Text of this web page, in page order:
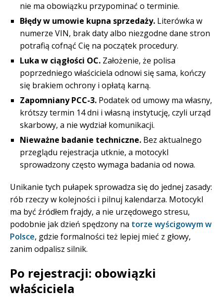
nie ma obowiązku przypominać o terminie.
Błędy w umowie kupna sprzedaży. Literówka w
numerze VIN, brak daty albo niezgodne dane stron
potrafią cofnąć Cię na początek procedury.
Luka w ciągłości OC. Założenie, że polisa
poprzedniego właściciela odnowi się sama, kończy
się brakiem ochrony i opłatą karną.
Zapomniany PCC-3. Podatek od umowy ma własny,
krótszy termin 14 dni i własną instytucję, czyli urząd
skarbowy, a nie wydział komunikacji.
Nieważne badanie techniczne. Bez aktualnego
przeglądu rejestracja utknie, a motocykl
sprowadzony często wymaga badania od nowa.
Unikanie tych pułapek sprowadza się do jednej zasady:
rób rzeczy w kolejności i pilnuj kalendarza. Motocykl
ma być źródłem frajdy, a nie urzędowego stresu,
podobnie jak dzień spędzony na torze wyścigowym w
Polsce, gdzie formalności też lepiej mieć z głowy,
zanim odpalisz silnik.
Po rejestracji: obowiązki
właściciela